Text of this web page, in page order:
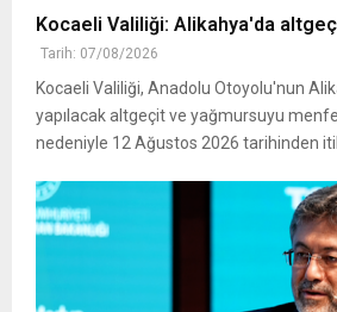
Kocaeli Valiliği: Alikahya'da
Tarih: 07/08/2026
Kocaeli Valiliği, Anadolu Otoyolu'nun
yapılacak altgeçit ve yağmursuyu
nedeniyle 12 Ağustos 2026 tarihinden